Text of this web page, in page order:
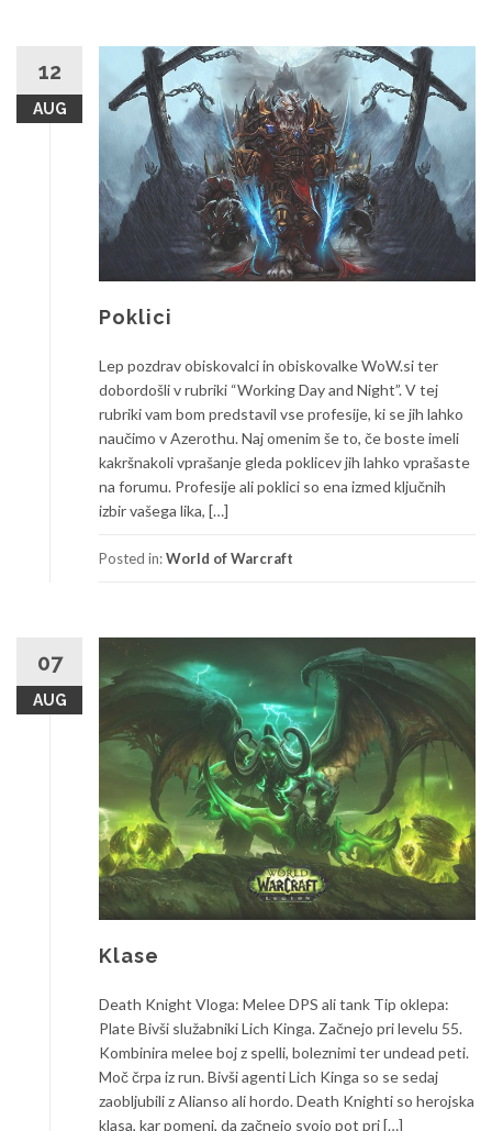
12
AUG
Poklici
Lep pozdrav obiskovalci in obiskovalke WoW.si ter
dobordošli v rubriki “Working Day and Night”. V tej
rubriki vam bom predstavil vse profesije, ki se jih lahko
naučimo v Azerothu. Naj omenim še to, če boste imeli
kakršnakoli vprašanje gleda poklicev jih lahko vprašaste
na forumu. Profesije ali poklici so ena izmed ključnih
izbir vašega lika, […]
Posted in:World of Warcraft
07
AUG
Klase
Death Knight Vloga: Melee DPS ali tank Tip oklepa:
Plate Bivši služabniki Lich Kinga. Začnejo pri levelu 55.
Kombinira melee boj z spelli, boleznimi ter undead peti.
Moč črpa iz run. Bivši agenti Lich Kinga so se sedaj
zaobljubili z Alianso ali hordo. Death Knighti so herojska
klasa, kar pomeni, da začnejo svojo pot pri […]